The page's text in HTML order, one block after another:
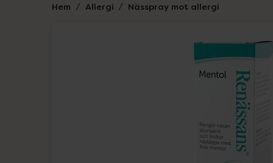
Hem Allergi Nässpray mot allergi
Lista: . Innehåller 1 objekt.